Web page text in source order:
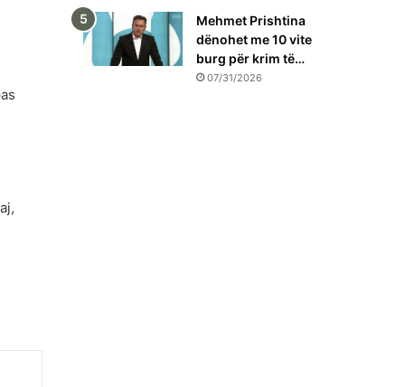
Mehmet Prishtina
dënohet me 10 vite
burg për krim të…
07/31/2026